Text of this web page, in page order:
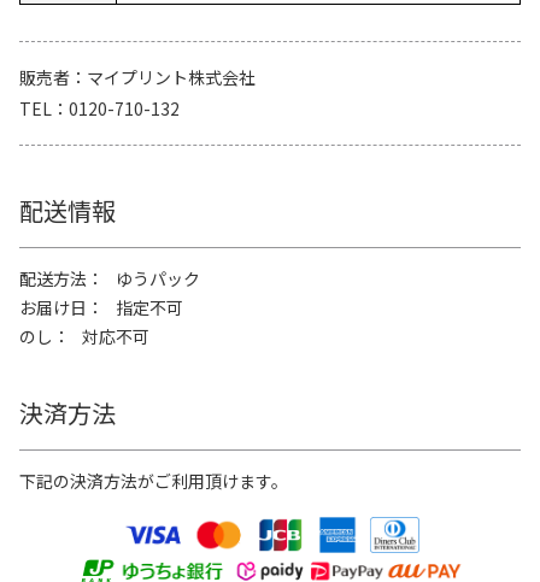
販売者
マイプリント株式会社
TEL
0120-710-132
配送情報
配送方法
ゆうパック
お届け日
指定不可
のし
対応不可
決済方法
下記の決済方法がご利用頂けます。